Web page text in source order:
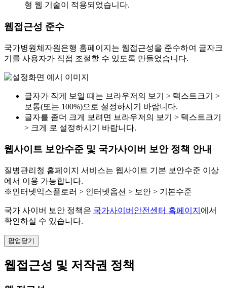
형 웹 기술이 적용되었습니다.
웹접근성 준수
국가병원체자원은행 홈페이지는 웹접근성을 준수하여 글자크
기를 사용자가 직접 조절할 수 있도록 만들었습니다.
글자가 작게 보일 때는 브라우저의 보기 > 텍스트크기 >
보통(또는 100%)으로 설정하시기 바랍니다.
글자를 좀더 크게 보려면 브라우저의 보기 > 텍스트크기
> 크게 로 설정하시기 바랍니다.
웹사이트 보안수준 및 국가사이버 보안 정책 안내
질병관리청 홈페이지 서비스는 웹사이트 기본 보안수준 이상
에서 이용 가능합니다.
※인터넷익스플로러 > 인터넷옵션 > 보안 > 기본수준
국가 사이버 보안 정책은 국가사이버안전센터 홈페이지 에서
확인하실 수 있습니다.
팝업닫기
웹접근성 및 저작권 정책